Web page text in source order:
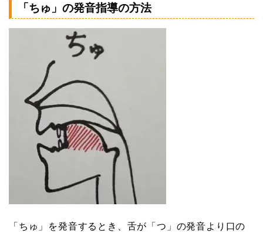
「ちゅ」の発音指導の方法
「ちゅ」を発音するとき、舌が「つ」の発音より口の